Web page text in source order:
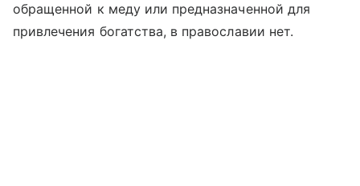
обращенной к меду или предназначенной для
привлечения богатства, в православии нет.